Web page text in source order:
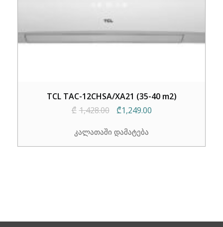
TCL TAC-12CHSA/XA21 (35-40 m2)
₾ 1,428.00
Original
was:
₾1,249.00Current
კალათაში დამატება